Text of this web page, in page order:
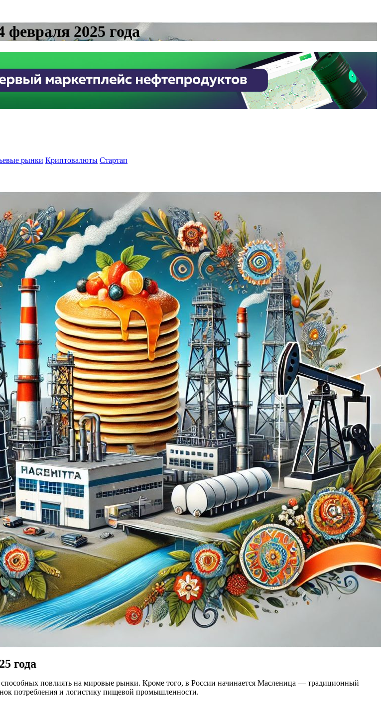
2025 года
рынки Криптовалюты Стартап
года
способных повлиять на мировые рынки. Кроме того, в России начинается Масленица — традиционный
потребления и логистику пищевой промышленности.